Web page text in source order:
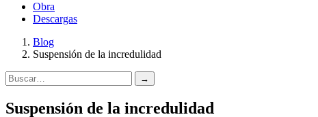
Obra
Descargas
Blog
Suspensión de la incredulidad
→
Suspensión de la incredulidad